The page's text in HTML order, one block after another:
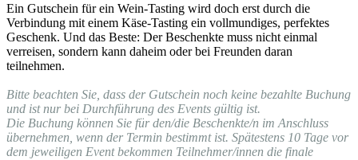
Ein Gutschein für ein Wein-Tasting wird doch erst durch die
Verbindung mit einem Käse-Tasting ein vollmundiges, perfektes
Geschenk. Und das Beste: Der Beschenkte muss nicht einmal
verreisen, sondern kann daheim oder bei Freunden daran
teilnehmen.
Bitte beachten Sie, dass der Gutschein noch keine bezahlte Buchung
und ist nur bei Durchführung des Events gültig ist.
Die Buchung können Sie für den/die Beschenkte/n im Anschluss
übernehmen, wenn der Termin bestimmt ist. Spätestens 10 Tage vor
dem jeweiligen Event bekommen Teilnehmer/innen die finale